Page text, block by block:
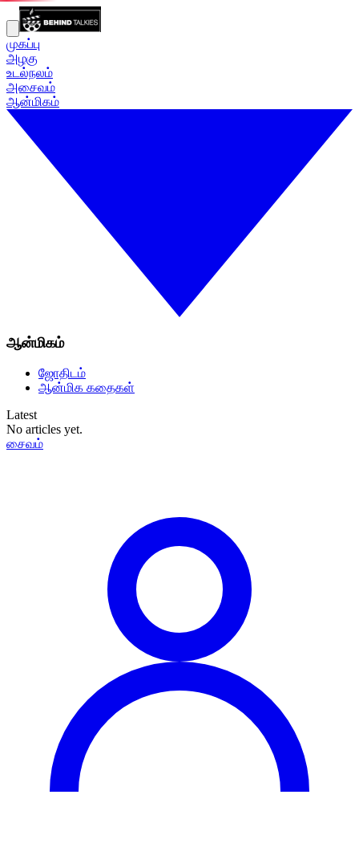
முகப்பு
அழகு
உடல்நலம்
அசைவம்
ஆன்மிகம்
ஆன்மிகம்
ஜோதிடம்
ஆன்மிக கதைகள்
Latest
No articles yet.
சைவம்